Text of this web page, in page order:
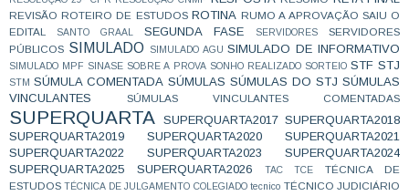
REVISÃO ROTEIRO DE ESTUDOS ROTINA RUMO A APROVAÇÃO SAIU O
EDITAL
SANTO GRAAL SEGUNDA FASE SERVIDORES
SERVIDORES
PÚBLICOS SIMULADO SIMULADO AGU SIMULADO DE INFORMATIVO
SIMULADO MPF SINASE SOBRE A PROVA SONHO REALIZADO SORTEIO STF STJ
STM SÚMULA COMENTADA SÚMULAS SÚMULAS DO STJ SÚMULAS
VINCULANTES
SÚMULAS VINCULANTES COMENTADAS
SUPERQUARTA SUPERQUARTA2017 SUPERQUARTA2018
SUPERQUARTA2019
SUPERQUARTA2020
SUPERQUARTA2021
SUPERQUARTA2022
SUPERQUARTA2023
SUPERQUARTA2024
SUPERQUARTA2025
SUPERQUARTA2026 TAC TCE
TÉCNICA DE
ESTUDOS TÉCNICA DE JULGAMENTO COLEGIADO tecnico TÉCNICO JUDICIÁRIO